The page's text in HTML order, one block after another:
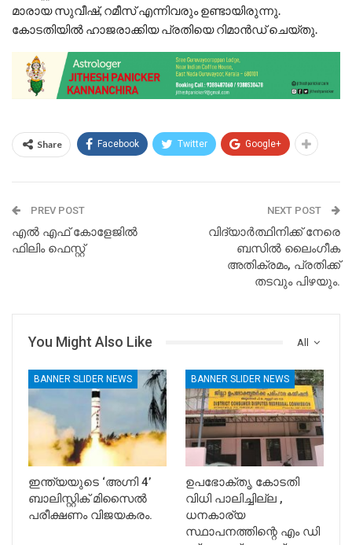
മാരായ സുവീഷ്, റമീസ് എന്നിവരും ഉണ്ടായിരുന്നു.
കോടതിയിൽ ഹാജരാക്കിയ പ്രതിയെ റിമാൻഡ് ചെയ്തു.
Share Facebook Twitter Google+
PREV POST
എൽ എഫ് കോളേജിൽ
ഫിലിം ഫെസ്റ്റ്
NEXT POST
വിദ്യാർത്ഥിനിക്ക് നേരെ
ബസിൽ ലൈംഗീക
അതിക്രമം, പ്രതിക്ക്
തടവും പിഴയും.
All
You Might Also Like
BANNER SLIDER NEWS
ഇന്ത്യയുടെ ‘അഗ്നി 4’
ബാലിസ്റ്റിക് മിസൈൽ
പരീക്ഷണം വിജയകരം.
BANNER SLIDER NEWS
ഉപഭോക്തൃ കോടതി
വിധി പാലിച്ചില്ല ,
ധനകാര്യ
സ്ഥാപനത്തിന്റെ എം ഡി